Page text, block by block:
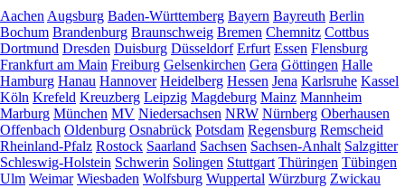
Aachen Augsburg Baden-Württemberg Bayern Bayreuth Berlin
Bochum Brandenburg Braunschweig Bremen Chemnitz Cottbus
Dortmund Dresden Duisburg Düsseldorf Erfurt Essen Flensburg
Frankfurt am Main Freiburg Gelsenkirchen Gera Göttingen Halle
Hamburg Hanau Hannover Heidelberg Hessen Jena Karlsruhe Kassel
Köln Krefeld Kreuzberg Leipzig Magdeburg Mainz Mannheim
Marburg München MV Niedersachsen NRW Nürnberg Oberhausen
Offenbach Oldenburg Osnabrück Potsdam Regensburg Remscheid
Rheinland-Pfalz Rostock Saarland Sachsen Sachsen-Anhalt Salzgitter
Schleswig-Holstein Schwerin Solingen Stuttgart Thüringen Tübingen
Ulm Weimar Wiesbaden Wolfsburg Wuppertal Würzburg Zwickau